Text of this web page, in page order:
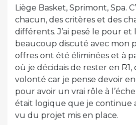
Liège Basket, Sprimont, Spa.
chacun, des critères et des
différents. J’ai pesé le pour
beaucoup discuté avec mon
offres ont été éliminées et à
où je décidais de rester en R1,
volonté car je pense devoir
pour avoir un vrai rôle à
était logique que je continue
vu du projet mis en place.